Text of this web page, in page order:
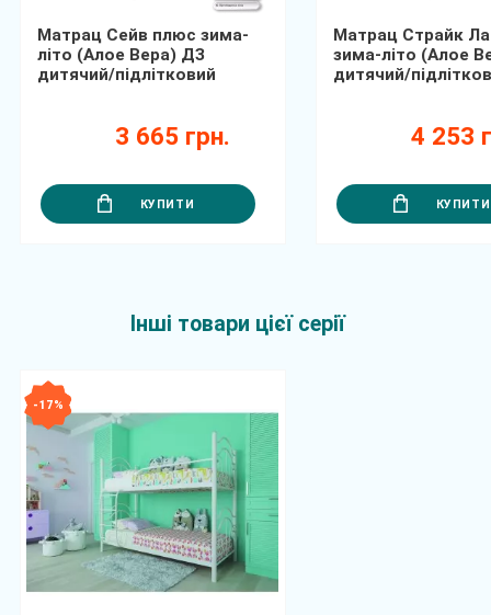
Матрац Сейв плюс зима-
літо (Алое Вера) ДЗ
дитячий/підлітковий
3 665 грн.
КУПИТИ
Матрац Страйк
зима-літо (Алое
дитячий/
4 253
КУПИТИ
Інші товари цієї серії
- 17 %